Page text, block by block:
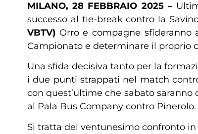
MILANO, 28 FEBBRAIO 2025 –
successo al tie-break contro la
VBTV) Orro e compagne sfideranno
Campionato e determinare il proprio
Una sfida decisiva tanto per la
i due punti strappati nel match
con quest’ultime che sabato
al Pala Bus Company contro Pinerolo.
Si tratta del ventunesimo confronto